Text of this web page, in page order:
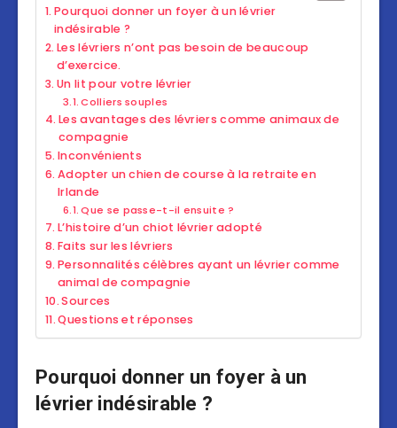
Pourquoi donner un foyer à un lévrier
indésirable ?
Les lévriers n’ont pas besoin de beaucoup
d’exercice.
Un lit pour votre lévrier
Colliers souples
Les avantages des lévriers comme animaux de
compagnie
Inconvénients
Adopter un chien de course à la retraite en
Irlande
Que se passe-t-il ensuite ?
L’histoire d’un chiot lévrier adopté
Faits sur les lévriers
Personnalités célèbres ayant un lévrier comme
animal de compagnie
Sources
Questions et réponses
Pourquoi donner un foyer à un
lévrier indésirable ?